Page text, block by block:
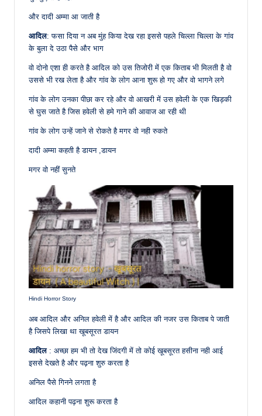
और दादी अम्मा आ जाती है
आदिल: फसा दिया न अब मुंह किया देख रहा इससे पहले चिल्ला चिल्ला के गांव
के बुला दे उठा पैसे और भाग
वो दोनो एशा ही करते है आदिल को उस तिजोरी में एक किताब भी मिलती है वो
उससे भी रख लेता है और गांव के लोग आना शुरू हो गए और वो भागने लगे
गांव के लोग उनका पीछा कर रहे और वो आखरी में उस हवेली के एक खिड़की
से घुस जाते है जिस हवेली से हमे गाने की आवाज आ रही थी
गांव के लोग उन्हें जाने से रोकते है मगर वो नही रुकते
दादी अम्मा कहती है डायन ,डायन
मगर वो नहीं सुनते
Hindi Horror Story
अब आदिल और अनिल हवेली में है और आदिल की नजर उस किताब पे जाती
है जिसपे लिखा था खूबसूरत डायन
आदिल: अच्छा हम भी तो देख जिंदगी में तो कोई खूबसूरत हसीना नही आई
इससे देखते है और पढ़ना शुरु करता है
अनिल पैसे गिनने लगता है
आदिल कहानी पढ़ना शुरू करता है